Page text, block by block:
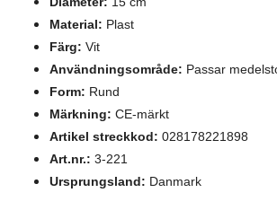
Material: Plast
Färg: Vit
Användningsområde: Passar
Form: Rund
Märkning: CE-märkt
Artikel streckkod: 028178221898
Art.nr.: 3-221
Ursprungsland: Danmark